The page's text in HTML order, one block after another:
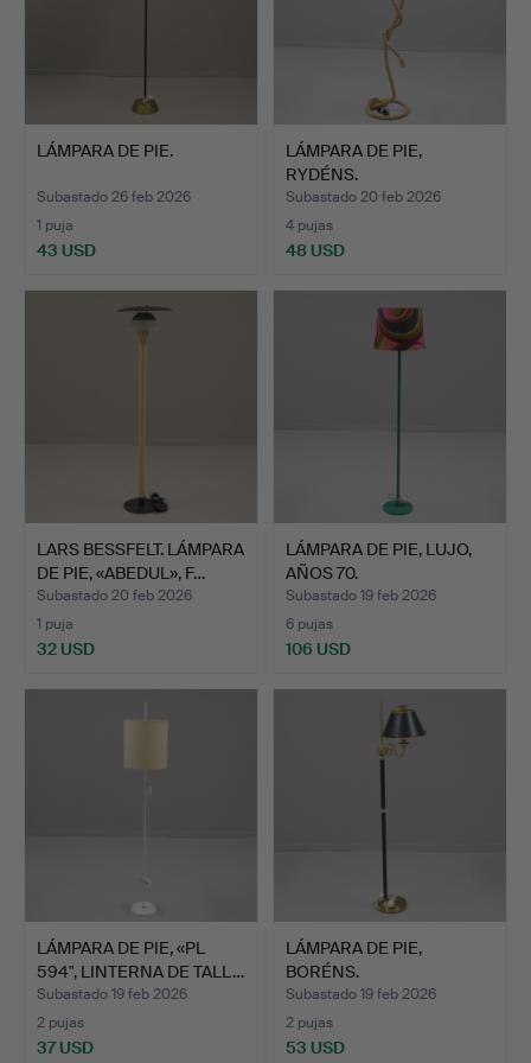
LÁMPARA DE PIE.
Subastado 26 feb 2026
1 puja
43 USD
LÁMPARA DE PIE,
RYDÉNS.
Subastado 20 feb 2026
4 pujas
48 USD
LARS BESSFELT. LÁMPARA
DE PIE, «ABEDUL», F…
Subastado 20 feb 2026
1 puja
32 USD
LÁMPARA DE PIE, LUJO,
AÑOS 70.
Subastado 19 feb 2026
6 pujas
106 USD
LÁMPARA DE PIE, «PL
594", LINTERNA DE TALL…
Subastado 19 feb 2026
2 pujas
37 USD
LÁMPARA DE PIE,
BORÉNS.
Subastado 19 feb 2026
2 pujas
53 USD